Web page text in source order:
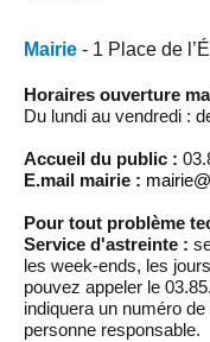
Mairie - 1 Place de
Horaires ouverture
Du lundi au vendredi :
Accueil du public :
E.mail mairie :
Pour tout problème
Service d'astreinte :
les week-ends, les
pouvez appeler le
indiquera un numéro
personne responsable.